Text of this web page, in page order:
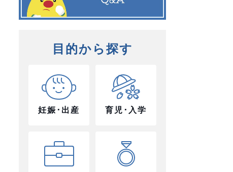
目的から探す
妊娠･出産 育児･入学